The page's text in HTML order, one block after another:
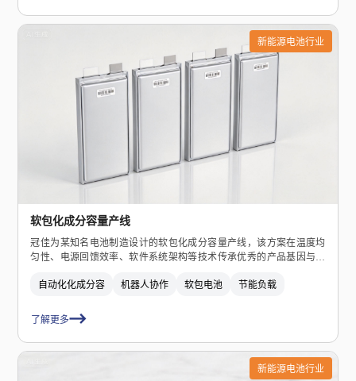
新能源电池行业
软包化成分容量产线
冠佳为某知名电池制造设计的软包化成分容量产线，该方案在温度均
匀性、电源回馈效率、软件系统架构等技术传承优秀的产品基因与品
自动化化成分容
机器人协作 软包电池 节能负载
了解更多
新能源电池行业